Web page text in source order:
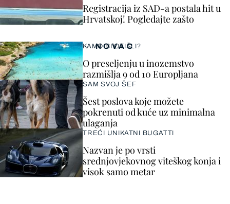
Registracija iz SAD-a postala hit u
Hrvatskoj! Pogledajte zašto
NOVAC
KAMO BI OTIŠLI?
O preseljenju u inozemstvo
razmišlja 9 od 10 Europljana
SAM SVOJ ŠEF
Šest poslova koje možete
pokrenuti od kuće uz minimalna
ulaganja
TREĆI UNIKATNI BUGATTI
Nazvan je po vrsti
srednjovjekovnog viteškog konja i
visok samo metar